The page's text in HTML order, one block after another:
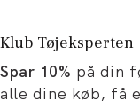
dit købog artikler
Klub Tøjeksperten
Spar 10% på din
alle dine køb, få